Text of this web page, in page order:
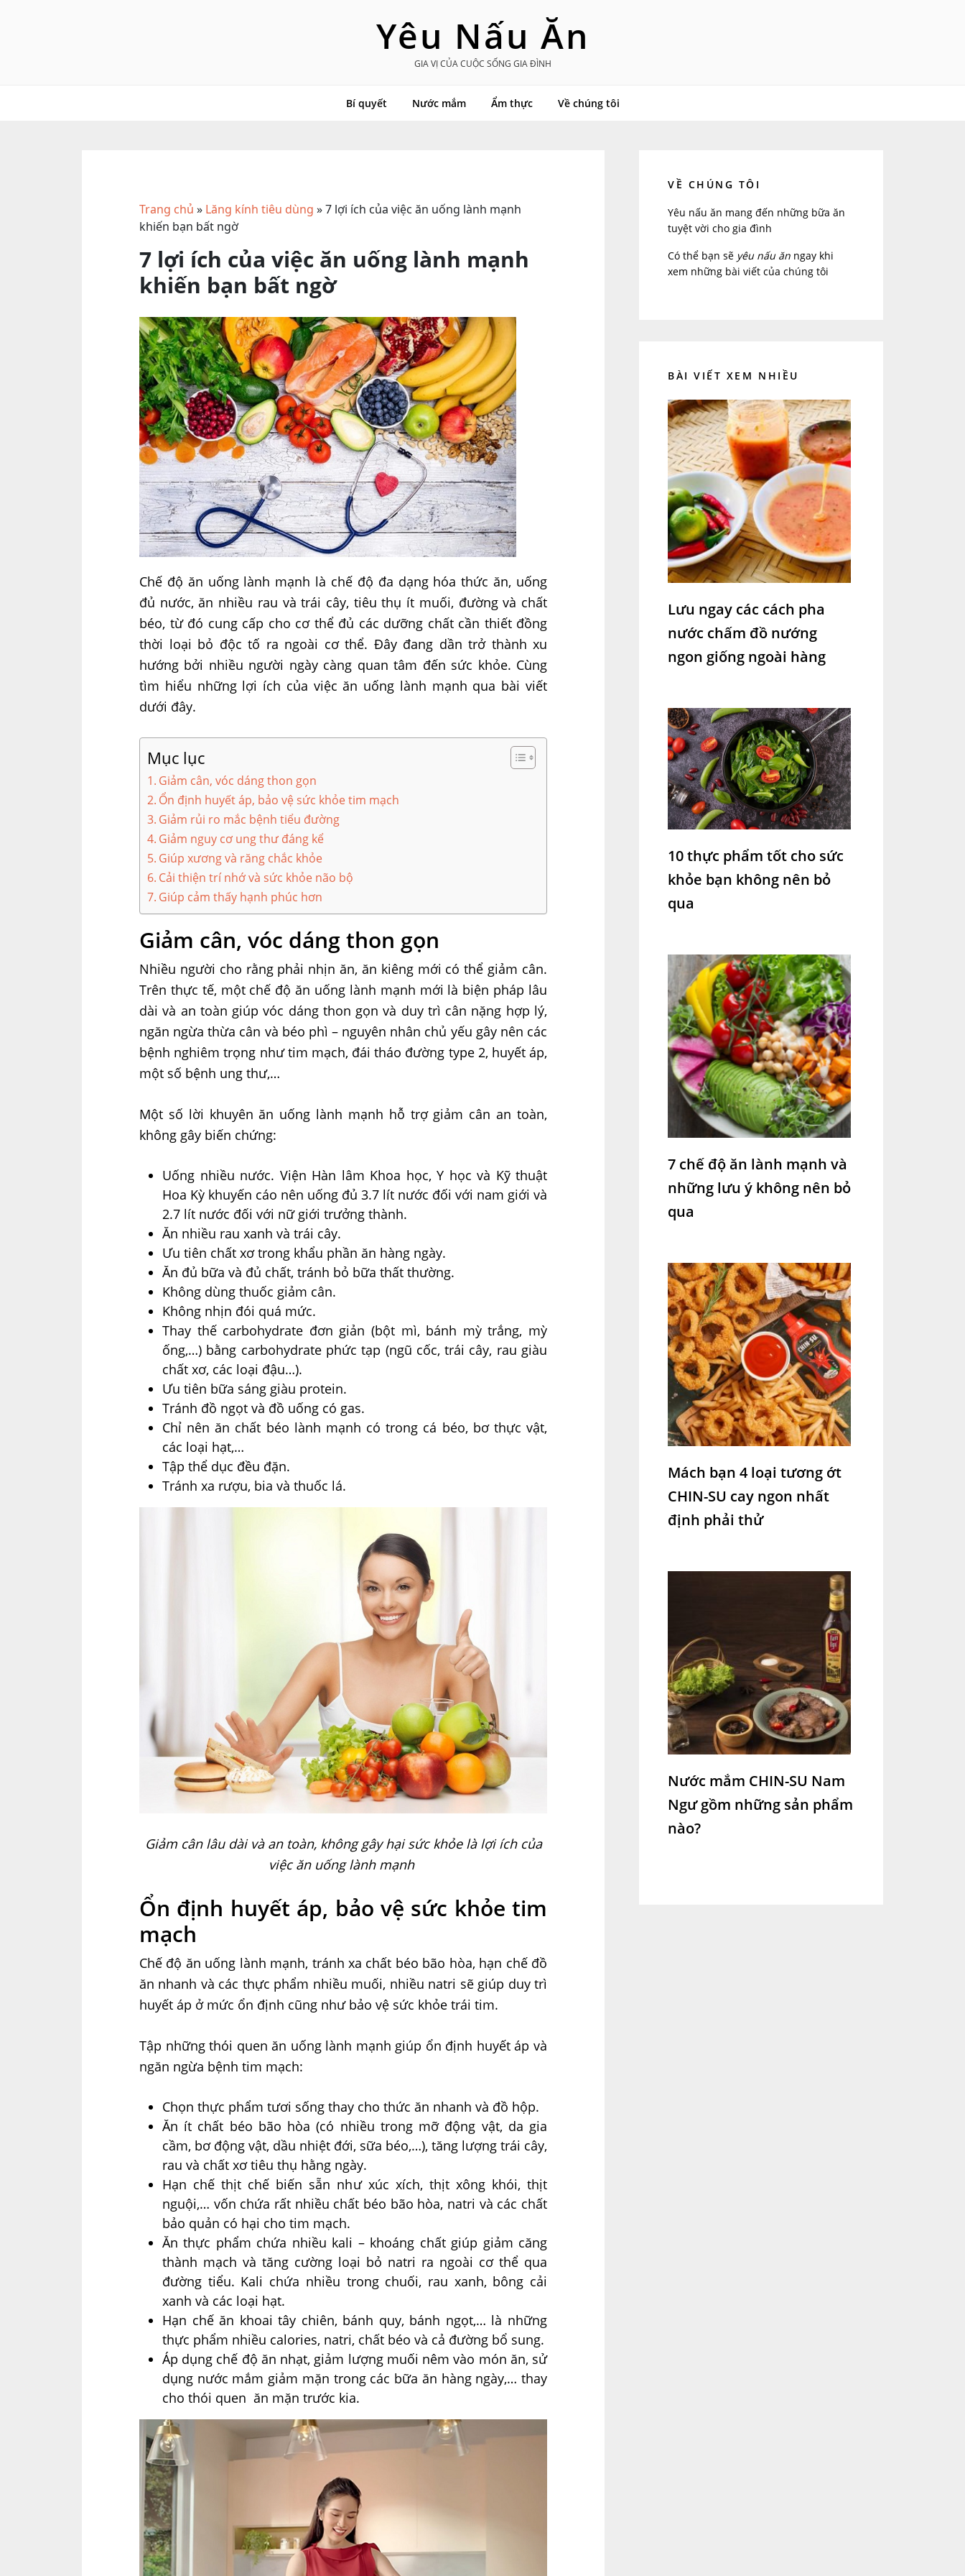
Yêu Nấu Ăn
GIA VỊ CỦA CUỘC SỐNG GIA ĐÌNH
Bí quyết Nước mắm Ẩm thực Về chúng tôi
Trang chủ » Lăng kính tiêu dùng »7 lợi ích của việc ăn uống lành mạnh
khiến bạn bất ngờ
7 lợi ích của việc ăn uống lành mạnh
khiến bạn bất ngờ
Chế độ ăn uống lành mạnh là chế độ đa dạng hóa thức ăn, uống
đủ nước, ăn nhiều rau và trái cây, tiêu thụ ít muối, đường và chất
béo, từ đó cung cấp cho cơ thể đủ các dưỡng chất cần thiết đồng
thời loại bỏ độc tố ra ngoài cơ thể. Đây đang dần trở thành xu
hướng bởi nhiều người ngày càng quan tâm đến sức khỏe. Cùng
tìm hiểu những lợi ích của việc ăn uống lành mạnh qua bài viết
dưới đây.
Mục lục
Giảm cân, vóc dáng thon gọn
Ổn định huyết áp, bảo vệ sức khỏe tim mạch
Giảm rủi ro mắc bệnh tiểu đường
Giảm nguy cơ ung thư đáng kể
Giúp xương và răng chắc khỏe
Cải thiện trí nhớ và sức khỏe não bộ
Giúp cảm thấy hạnh phúc hơn
Giảm cân, vóc dáng thon gọn
Nhiều người cho rằng phải nhịn ăn, ăn kiêng mới có thể giảm cân.
Trên thực tế, một chế độ ăn uống lành mạnh mới là biện pháp lâu
dài và an toàn giúp vóc dáng thon gọn và duy trì cân nặng hợp lý,
ngăn ngừa thừa cân và béo phì – nguyên nhân chủ yếu gây nên các
bệnh nghiêm trọng như tim mạch, đái tháo đường type 2, huyết áp,
một số bệnh ung thư,…
Một số lời khuyên ăn uống lành mạnh hỗ trợ giảm cân an toàn,
không gây biến chứng:
Uống nhiều nước. Viện Hàn lâm Khoa học, Y học và Kỹ thuật
Hoa Kỳ khuyến cáo nên uống đủ 3.7 lít nước đối với nam giới và
2.7 lít nước đối với nữ giới trưởng thành.
Ăn nhiều rau xanh và trái cây.
Ưu tiên chất xơ trong khẩu phần ăn hàng ngày.
Ăn đủ bữa và đủ chất, tránh bỏ bữa thất thường.
Không dùng thuốc giảm cân.
Không nhịn đói quá mức.
Thay thế carbohydrate đơn giản (bột mì, bánh mỳ trắng, mỳ
ống,…) bằng carbohydrate phức tạp (ngũ cốc, trái cây, rau giàu
chất xơ, các loại đậu…).
Ưu tiên bữa sáng giàu protein.
Tránh đồ ngọt và đồ uống có gas.
Chỉ nên ăn chất béo lành mạnh có trong cá béo, bơ thực vật,
các loại hạt,…
Tập thể dục đều đặn.
Tránh xa rượu, bia và thuốc lá.
Giảm cân lâu dài và an toàn, không gây hại sức khỏe là lợi ích của
việc ăn uống lành mạnh
Ổn định huyết áp, bảo vệ sức khỏe tim
mạch
Chế độ ăn uống lành mạnh, tránh xa chất béo bão hòa, hạn chế đồ
ăn nhanh và các thực phẩm nhiều muối, nhiều natri sẽ giúp duy trì
huyết áp ở mức ổn định cũng như bảo vệ sức khỏe trái tim.
Tập những thói quen ăn uống lành mạnh giúp ổn định huyết áp và
ngăn ngừa bệnh tim mạch:
Chọn thực phẩm tươi sống thay cho thức ăn nhanh và đồ hộp.
Ăn ít chất béo bão hòa (có nhiều trong mỡ động vật, da gia
cầm, bơ động vật, dầu nhiệt đới, sữa béo,…), tăng lượng trái cây,
rau và chất xơ tiêu thụ hằng ngày.
Hạn chế thịt chế biến sẵn như xúc xích, thịt xông khói, thịt
nguội,… vốn chứa rất nhiều chất béo bão hòa, natri và các chất
bảo quản có hại cho tim mạch.
Ăn thực phẩm chứa nhiều kali – khoáng chất giúp giảm căng
thành mạch và tăng cường loại bỏ natri ra ngoài cơ thể qua
đường tiểu. Kali chứa nhiều trong chuối, rau xanh, bông cải
xanh và các loại hạt.
Hạn chế ăn khoai tây chiên, bánh quy, bánh ngọt,… là những
thực phẩm nhiều calories, natri, chất béo và cả đường bổ sung.
Áp dụng chế độ ăn nhạt, giảm lượng muối nêm vào món ăn, sử
dụng nước mắm giảm mặn trong các bữa ăn hàng ngày,… thay
cho thói quen ăn mặn trước kia.
VỀ CHÚNG TÔI
Yêu nấu ăn mang đến những bữa ăn
tuyệt vời cho gia đình
Có thể bạn sẽ yêu nấu ăn ngay khi
xem những bài viết của chúng tôi
BÀI VIẾT XEM NHIỀU
Lưu ngay các cách pha
nước chấm đồ nướng
ngon giống ngoài hàng
10 thực phẩm tốt cho sức
khỏe bạn không nên bỏ
qua
7 chế độ ăn lành mạnh và
những lưu ý không nên bỏ
qua
Mách bạn 4 loại tương ớt
CHIN-SU cay ngon nhất
định phải thử
Nước mắm CHIN-SU Nam
Ngư gồm những sản phẩm
nào?